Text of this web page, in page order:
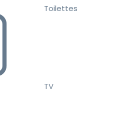
Toilettes
TV